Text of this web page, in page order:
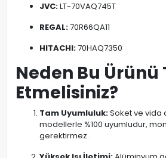
JVC:LT-70VAQ745T
REGAL:70R66QA11
HITACHI:70HAQ7350
Neden Bu Ürünü
Etmelisiniz?
Tam Uyumluluk:Soket ve vida
modellerle %100 uyumludur,
gerektirmez.